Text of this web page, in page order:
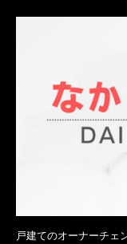
戸建てのオーナーチェ